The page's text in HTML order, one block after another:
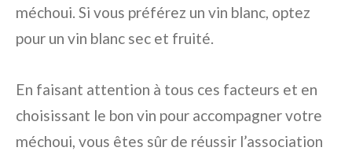
méchoui. Si vous préférez un vin blanc, optez
pour un vin blanc sec et fruité.
En faisant attention à tous ces facteurs et en
choisissant le bon vin pour accompagner votre
méchoui, vous êtes sûr de réussir l’association